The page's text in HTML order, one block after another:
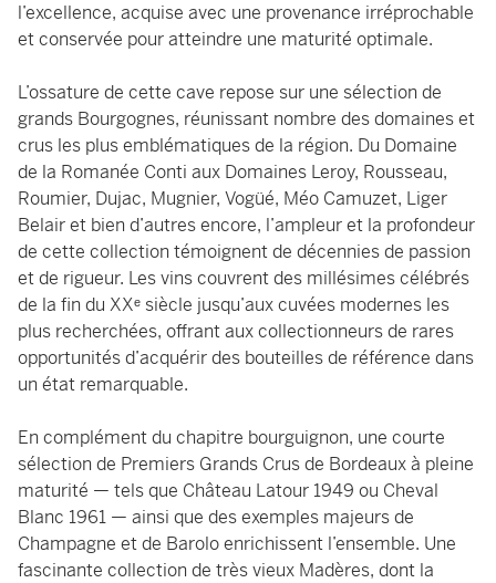
l’excellence, acquise avec une provenance irréprochable
et conservée pour atteindre une maturité optimale.
L’ossature de cette cave repose sur une sélection de
grands Bourgognes, réunissant nombre des domaines et
crus les plus emblématiques de la région. Du Domaine
de la Romanée Conti aux Domaines Leroy, Rousseau,
Roumier, Dujac, Mugnier, Vogüé, Méo Camuzet, Liger
Belair et bien d’autres encore, l’ampleur et la profondeur
de cette collection témoignent de décennies de passion
et de rigueur. Les vins couvrent des millésimes célébrés
de la fin du XXᵉ siècle jusqu’aux cuvées modernes les
plus recherchées, offrant aux collectionneurs de rares
opportunités d’acquérir des bouteilles de référence dans
un état remarquable.
En complément du chapitre bourguignon, une courte
sélection de Premiers Grands Crus de Bordeaux à pleine
maturité — tels que Château Latour 1949 ou Cheval
Blanc 1961 — ainsi que des exemples majeurs de
Champagne et de Barolo enrichissent l’ensemble. Une
fascinante collection de très vieux Madères, dont la